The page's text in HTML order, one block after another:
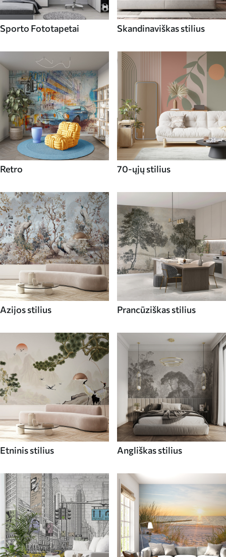
Sporto Fototapetai Skandinaviškas stilius
Retro 70-ųjų stilius
Azijos stilius Prancūziškas stilius
Etninis stilius Angliškas stilius